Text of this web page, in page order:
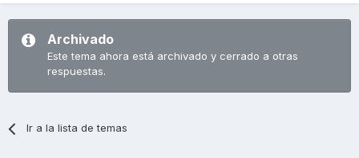
Archivado
Este tema ahora está archivado y cerrado a otras
respuestas.
Ir a la lista de temas